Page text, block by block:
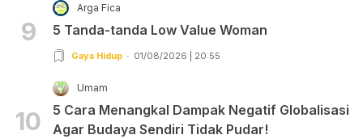
9
Arga Fica
5 Tanda-tanda Low Value Woman
Gaya Hidup 01/08/2026 | 20:55
10
Umam
5 Cara Menangkal Dampak Negatif Globalisasi
Agar Budaya Sendiri Tidak Pudar!